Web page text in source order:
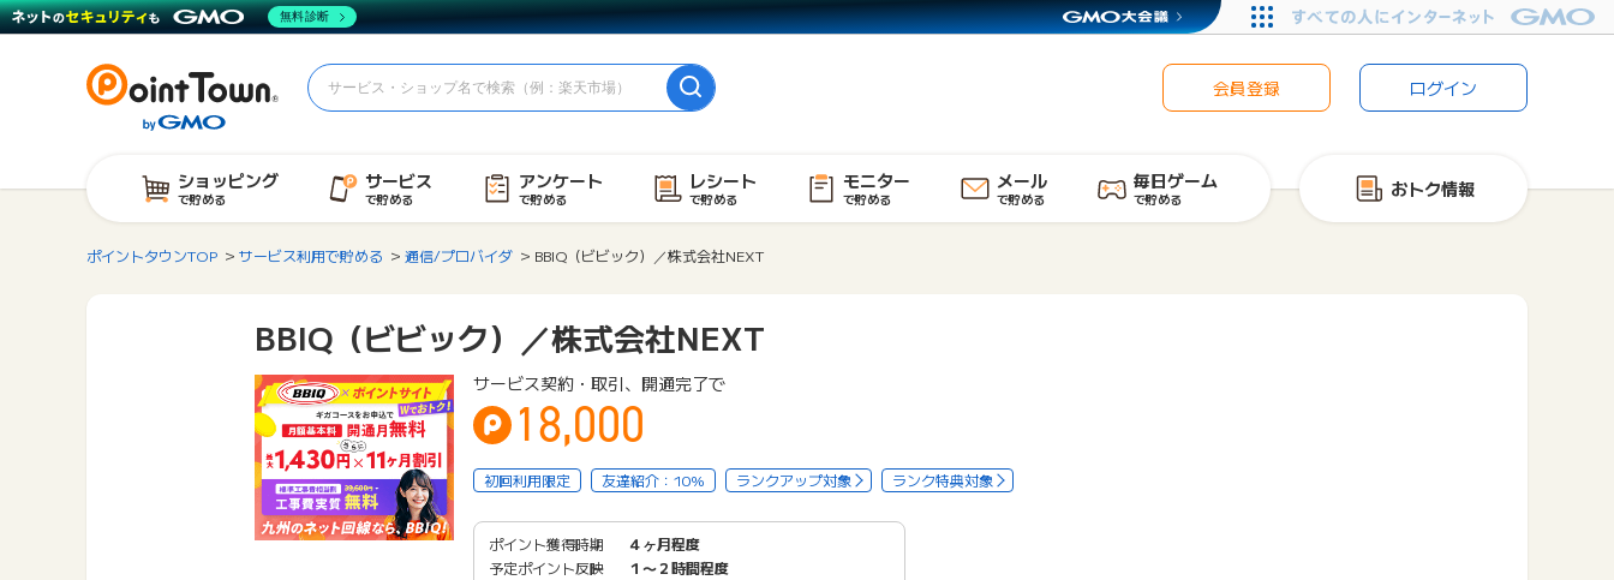
会員登録 ログイン
ショッピング
で貯める
サービス
で貯める
アンケート
で貯める
レシート
で貯める
モニター
で貯める
メール
で貯める
毎日ゲーム
で貯める おトク情報
ポイントタウンTOP サービス利用で貯める 通信/プロバイダ BBIQ（ビビック）／株式会社NEXT
BBIQ（ビビック）／株式会社NEXT
サービス契約・取引、開通完了で
18,000
初回利用限定 友達紹介：10% ランクアップ対象 ランク特典対象
ポイント獲得時期
４ヶ月程度
予定ポイント反映
１〜２時間程度
無料診断